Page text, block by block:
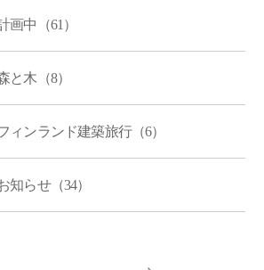
画中（61）
と木（8）
ィンランド建築旅行（6）
知らせ（34）